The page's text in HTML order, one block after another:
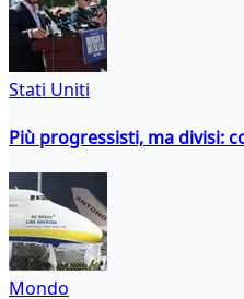
Stati Uniti
Più progressisti, ma divisi:
Mondo